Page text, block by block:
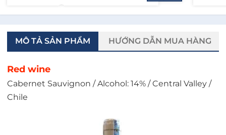
MÔ TẢ SẢN PHẨM HƯỚNG DẪN MUA HÀNG
Red wine
Cabernet Sauvignon / Alcohol: 14% / Central Valley /
Chile